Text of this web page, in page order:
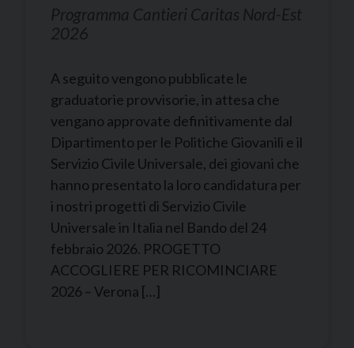
Programma Cantieri Caritas Nord-Est
2026
A seguito vengono pubblicate le
graduatorie provvisorie, in attesa che
vengano approvate definitivamente dal
Dipartimento per le Politiche Giovanili e il
Servizio Civile Universale, dei giovani che
hanno presentato la loro candidatura per
i nostri progetti di Servizio Civile
Universale in Italia nel Bando del 24
febbraio 2026. PROGETTO
ACCOGLIERE PER RICOMINCIARE
2026 – Verona […]